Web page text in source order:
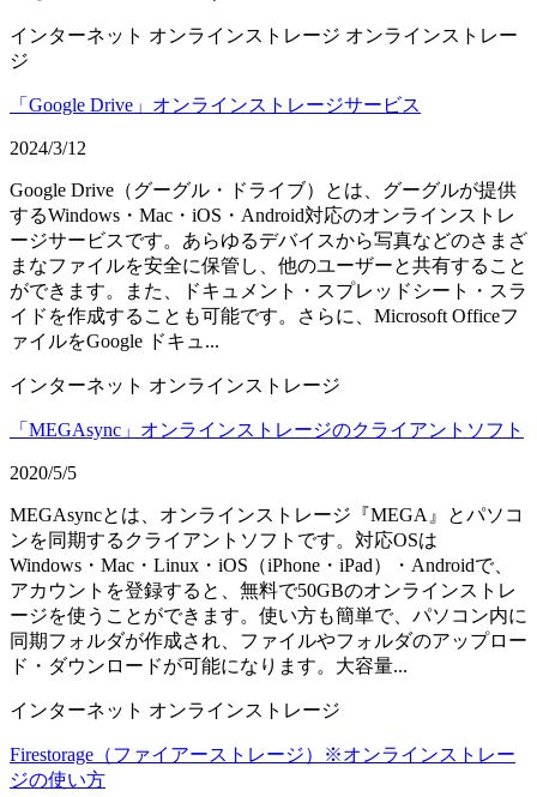
インターネット オンラインストレージ オンラインストレー
ジ
「Google Drive」オンラインストレージサービス
2024/3/12
Google Drive（グーグル・ドライブ）とは、グーグルが提供
するWindows・Mac・iOS・Android対応のオンラインストレ
ージサービスです。あらゆるデバイスから写真などのさまざ
まなファイルを安全に保管し、他のユーザーと共有すること
ができます。また、ドキュメント・スプレッドシート・スラ
イドを作成することも可能です。さらに、Microsoft Officeフ
ァイルをGoogle ドキュ...
インターネット オンラインストレージ
「MEGAsync」オンラインストレージのクライアントソフト
2020/5/5
MEGAsyncとは、オンラインストレージ『MEGA』とパソコ
ンを同期するクライアントソフトです。対応OSは
Windows・Mac・Linux・iOS（iPhone・iPad）・Androidで、
アカウントを登録すると、無料で50GBのオンラインストレ
ージを使うことができます。使い方も簡単で、パソコン内に
同期フォルダが作成され、ファイルやフォルダのアップロー
ド・ダウンロードが可能になります。大容量...
インターネット オンラインストレージ
Firestorage（ファイアーストレージ）※オンラインストレー
ジの使い方